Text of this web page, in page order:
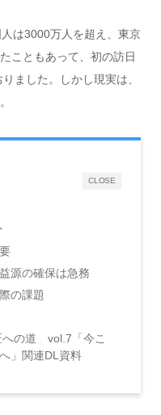
は3000万人を超え、東京
こともあって、初の訪日
ました。しかし現実は、
CLOSE
源の確保は急務
の課題
への道 vol.7「今こ
」関連DL資料